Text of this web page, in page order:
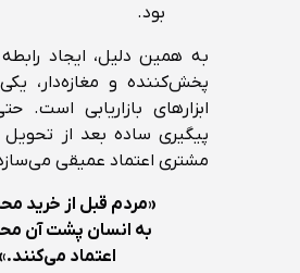
بود.
به همین دلیل، ایجاد
پخش‌کننده و مغازه‌دار،
ابزارهای بازاریابی
پیگیری ساده بعد از تحویل
مشتری اعتماد عمیقی
«مردم قبل از خرید
به انسان پشت آن
اعتماد می‌کنند.»